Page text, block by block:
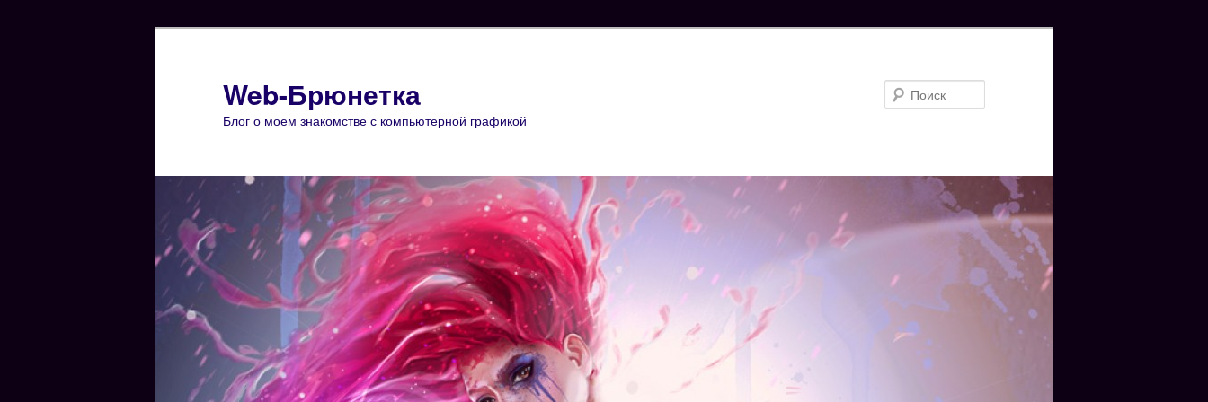
Web-Брюнетка
Блог о моем знакомстве с компьютерной графикой